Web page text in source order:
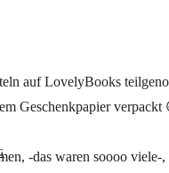
auf LovelyBooks
Geschenkpapier
-das waren soooo